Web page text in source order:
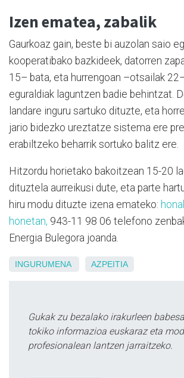
Izen ematea, zabalik
Gaurkoaz gain, beste bi auzolan saio
kooperatibako bazkideek, datorren
15– bata, eta hurrengoan –otsailak
eguraldiak laguntzen badie behintzat.
landare inguru sartuko dituzte, eta
jario bidezko ureztatze sistema ere
erabiltzeko beharrik sortuko balitz ere.
Hitzordu horietako bakoitzean 15-20
dituztela aurreikusi dute, eta parte
hiru modu dituzte izena emateko:
honetan, 943-11 98 06 telefono
Energia Bulegora joanda.
INGURUMENA AZPEITIA
Gukak zu bezalako irakurleen
tokiko informazioa euskaraz eta
profesionalean lantzen jarraitzeko.